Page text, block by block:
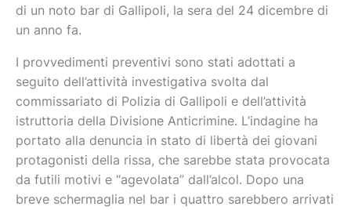
di un noto bar di Gallipoli, la sera del 24 dicembre di
un anno fa.
I provvedimenti preventivi sono stati adottati a
seguito dell’attività investigativa svolta dal
commissariato di Polizia di Gallipoli e dell’attività
istruttoria della Divisione Anticrimine. L’indagine ha
portato alla denuncia in stato di libertà dei giovani
protagonisti della rissa, che sarebbe stata provocata
da futili motivi e “agevolata” dall’alcol. Dopo una
breve schermaglia nel bar i quattro sarebbero arrivati